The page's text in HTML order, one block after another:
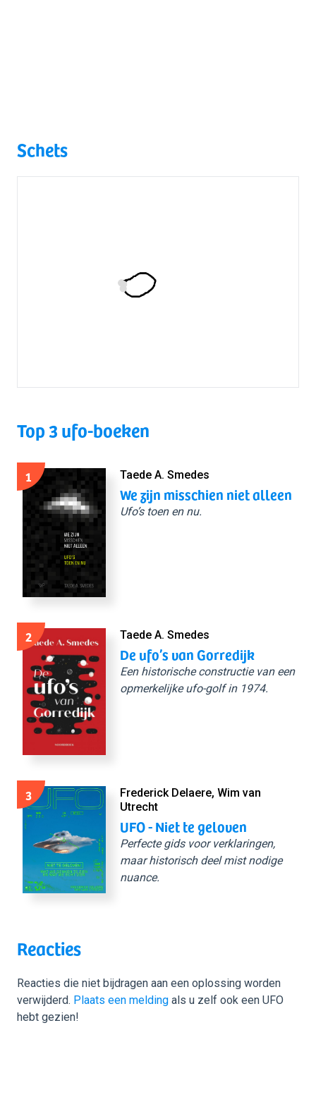
Schets
Top 3 ufo-boeken
1 Taede A. Smedes
We zijn misschien niet alleen
Ufo’s toen en nu.
2 Taede A. Smedes
De ufo’s van Gorredijk
Een historische constructie van een
opmerkelijke ufo-golf in 1974.
3
Frederick Delaere, Wim van
Utrecht
UFO - Niet te geloven
Perfecte gids voor verklaringen,
maar historisch deel mist nodige
nuance.
Reacties
Reacties die niet bijdragen aan een oplossing worden
verwijderd. Plaats een melding als u zelf ook een UFO
hebt gezien!